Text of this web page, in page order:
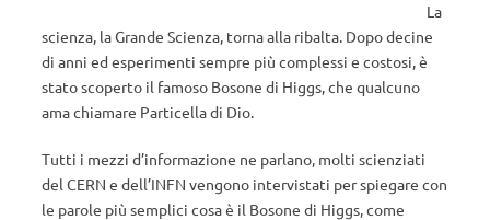
La
scienza, la Grande Scienza, torna alla ribalta. Dopo decine
di anni ed esperimenti sempre più complessi e costosi, è
stato scoperto il famoso Bosone di Higgs, che qualcuno
ama chiamare Particella di Dio.
Tutti i mezzi d’informazione ne parlano, molti scienziati
del CERN e dell’INFN vengono intervistati per spiegare con
le parole più semplici cosa è il Bosone di Higgs, come